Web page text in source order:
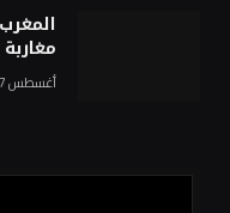
أغسطس 7, 2026